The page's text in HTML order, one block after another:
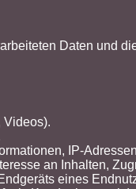
Daten und
Videos).
IP-
an Inhalten,
eines